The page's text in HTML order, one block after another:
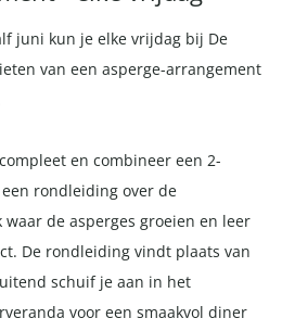
juni kun je elke vrijdag bij De
van een asperge-arrangement
en combineer een 2-
rondleiding over de
de asperges groeien en leer
De rondleiding vindt plaats van
schuif je aan in het
voor een smaakvol diner